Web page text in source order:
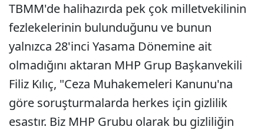
TBMM'de halihazırda pek çok milletvekilinin
fezlekelerinin bulunduğunu ve bunun
yalnızca 28'inci Yasama Dönemine ait
olmadığını aktaran MHP Grup Başkanvekili
Filiz Kılıç, "Ceza Muhakemeleri Kanunu'na
göre soruşturmalarda herkes için gizlilik
esastır. Biz MHP Grubu olarak bu gizliliğin